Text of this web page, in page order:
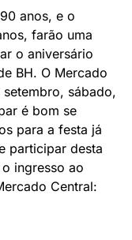
anos, e o
farão uma
o aniversário
BH. O Mercado
sábado,
é bom se
para a festa já
participar desta
ingresso ao
Central: